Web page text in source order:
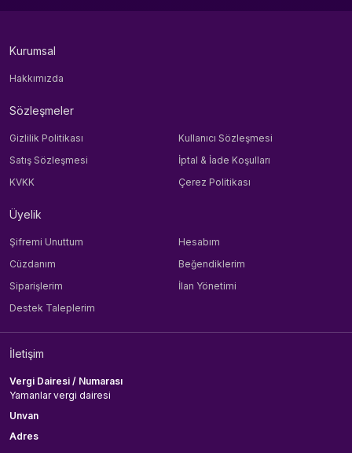
Kurumsal
Hakkımızda
Sözleşmeler
Gizlilik Politikası
Kullanıcı Sözleşmesi
Satış Sözleşmesi
İptal & İade Koşulları
KVKK
Çerez Politikası
Üyelik
Şifremi Unuttum
Hesabım
Cüzdanım
Beğendiklerim
Siparişlerim
İlan Yönetimi
Destek Taleplerim
İletişim
Vergi Dairesi / Numarası
Yamanlar vergi dairesi
Unvan
Adres